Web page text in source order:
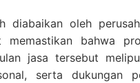
oleh
memastikan bahwa
jasa tersebut
serta dukungan